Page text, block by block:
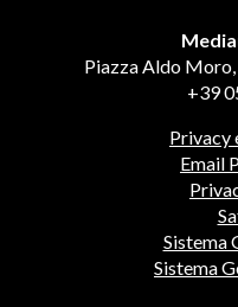
Piazza Aldo
+39
Privacy
Email
Sistema
Sistema